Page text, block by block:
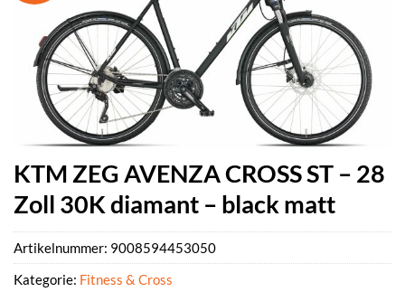
KTM ZEG AVENZA CROSS ST – 28
Zoll 30K diamant – black matt
Artikelnummer: 9008594453050
Kategorie: Fitness & Cross